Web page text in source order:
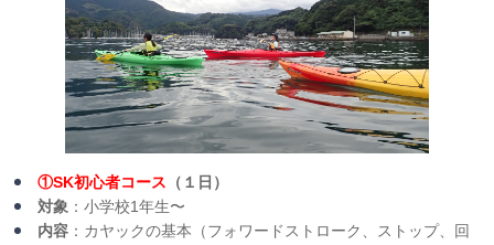
①SK初心者コース （１日）
対象 ：小学校1年生〜
内容 ：カヤックの基本（フォワードストローク、ストップ、回